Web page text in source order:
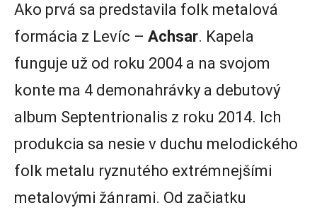
Ako prvá sa predstavila folk metalová
formácia z Levíc – Achsar. Kapela
funguje už od roku 2004 a na svojom
konte ma 4 demonahrávky a debutový
album Septentrionalis z roku 2014. Ich
produkcia sa nesie v duchu melodického
folk metalu ryznutého extrémnejšími
metalovými žánrami. Od začiatku